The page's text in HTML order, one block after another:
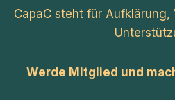
RUHE
UND
CapaC steht für
Werde Mitglied und